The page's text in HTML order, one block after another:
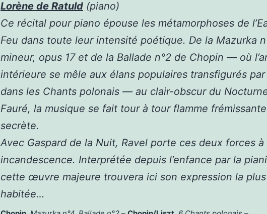
Lorène de Ratuld (piano)
Ce récital pour piano épouse les métamorphoses de
Feu dans toute leur intensité poétique. De la Mazurka
mineur, opus 17 et de la Ballade n°2 de Chopin — où
intérieure se mêle aux élans populaires transfigurés
dans les Chants polonais — au clair-obscur du
Fauré, la musique se fait tour à tour flamme
secrète.
Avec Gaspard de la Nuit, Ravel porte ces deux forces à
incandescence. Interprétée depuis l’enfance par la
cette œuvre majeure trouvera ici son expression la plus
habitée…